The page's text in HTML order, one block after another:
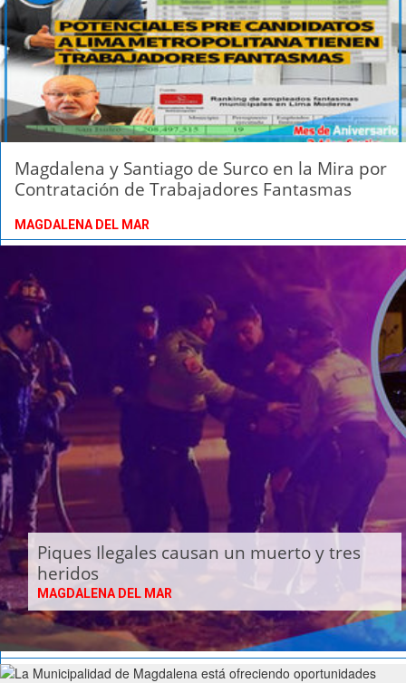
Magdalena y Santiago de Surco en la Mira por
Contratación de Trabajadores Fantasmas
MAGDALENA DEL MAR
Piques Ilegales causan un muerto y tres
heridos
MAGDALENA DEL MAR